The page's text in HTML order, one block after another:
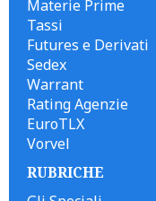
Materie Prime
Tassi
Futures e Derivati
Sedex
Warrant
Rating Agenzie
EuroTLX
Vorvel
RUBRICHE